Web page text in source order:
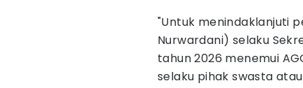
"Untuk menindaklanjuti
Nurwardani) selaku
tahun 2026 menemui
selaku pihak swasta